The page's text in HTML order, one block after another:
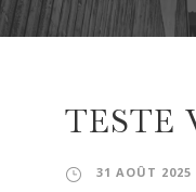
TESTE
31 AOÛT 2025